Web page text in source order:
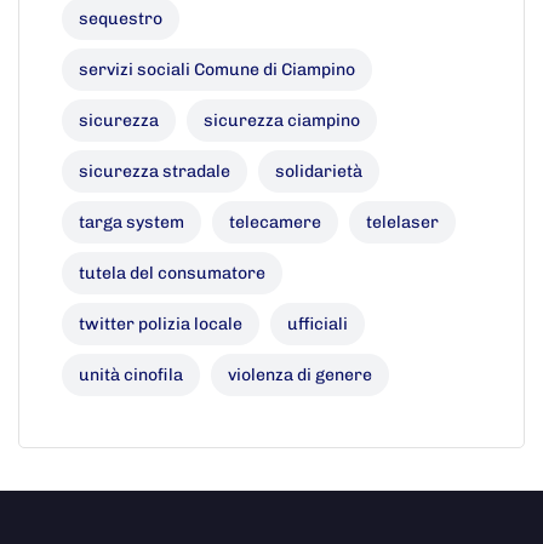
sequestro
servizi sociali Comune di Ciampino
sicurezza sicurezza ciampino
sicurezza stradale solidarietà
targa system telecamere telelaser
tutela del consumatore
twitter polizia locale ufficiali
unità cinofila violenza di genere